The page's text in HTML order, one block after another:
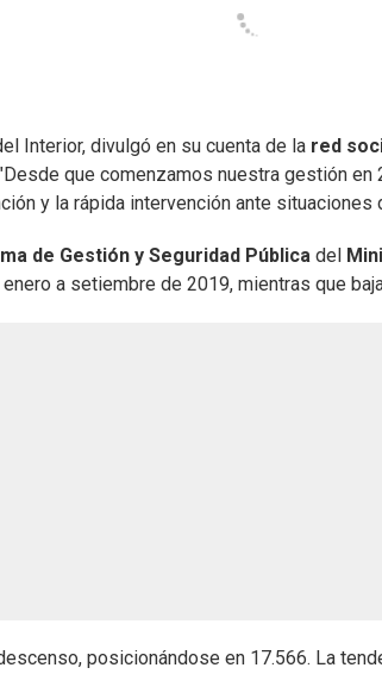
Interior, divulgó en su cuenta de la red
que comenzamos nuestra gestión en
y la rápida intervención ante situaciones
de Gestión y Seguridad Pública del
a setiembre de 2019, mientras que
posicionándose en 17.566. La